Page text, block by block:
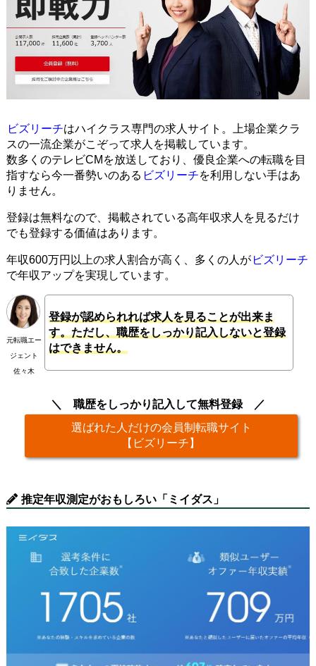
ビズリーチはハイクラス専門の求人サイト。上場企業クラ
スの一流企業がこぞって求人を掲載しています。
数多くのテレビCMを放送しており、優良企業への転職を目
指すなら今一番勢いのある ビズリーチを利用しない手はあ
りません。
登録は無料なので、掲載されている高年収求人を見るだけ
でも登録する価値はあります。
年収600万円以上の求人割合が高く、多くの人が ビズリーチ
で年収アップを実現しています。
元転職エー
ジェント
佐々木
登録が認められれば求人を見ることが出来ま
す。ただし、職歴をしっかり記入しないと登録
はできません。
職歴をしっかり記入して無料登録
選ばれた人だけの会員制転職サイト
【ビズリーチ】
推定年収測定がおもしろい「ミイダス」